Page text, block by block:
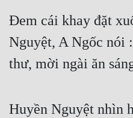
Đem cái khay đặt
Nguyệt, A Ngốc nói
thư, mời ngài ăn
Huyền Nguyệt nhìn